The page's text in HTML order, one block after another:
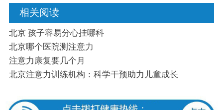
相关阅读
北京 孩子容易分心挂哪科
北京哪个医院测注意力
注意力康复要几个月
北京注意力训练机构：科学干预助力儿童成长